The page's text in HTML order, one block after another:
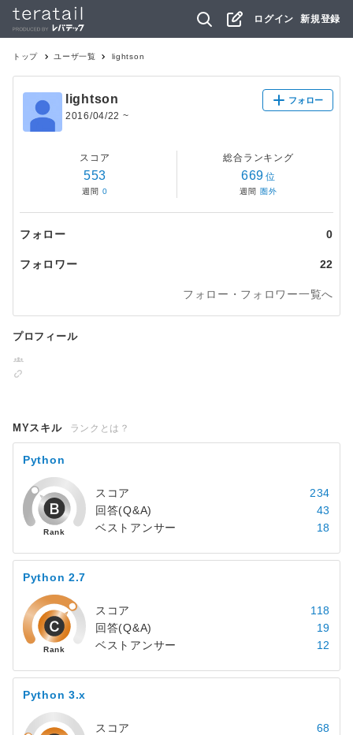
ログイン 新規登録
トップ ユーザ一覧 lightson
lightson
2016/04/22 ~
フォロー
スコア
553
週間 0
総合ランキング
669 位
週間 圏外
フォロー 0
フォロワー 22
フォロー・フォロワー一覧へ
プロフィール
MYスキル ランクとは？
Python
スコア
234
回答(Q&A)
43
ベストアンサー
18
Python 2.7
スコア
118
回答(Q&A)
19
ベストアンサー
12
Python 3.x
スコア
68